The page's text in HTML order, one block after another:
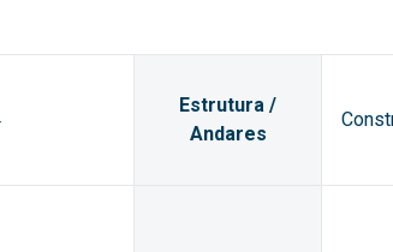
Estrutura /
Andares